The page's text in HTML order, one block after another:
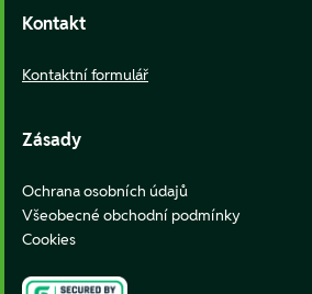
Kontakt
Kontaktní formulář
Zásady
Ochrana osobních údajů
Všeobecné obchodní podmínky
Cookies